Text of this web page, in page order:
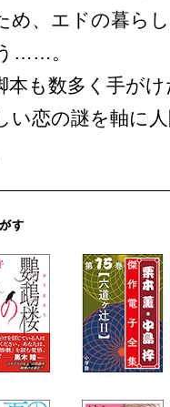
め、エドの暮ら
……。
も数多く手が
い恋の謎を軸に